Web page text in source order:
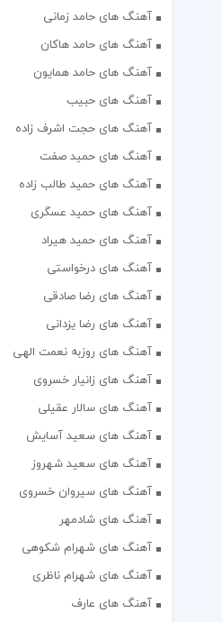
آهنگ های حامد زمانی
آهنگ های حامد هاکان
آهنگ های حامد همایون
آهنگ های حبیب
آهنگ های حجت اشرف زاده
آهنگ های حمید صفت
آهنگ های حمید طالب زاده
آهنگ های حمید عسگری
آهنگ های حمید هیراد
آهنگ های درخواستی
آهنگ های رضا صادقی
آهنگ های رضا یزدانی
آهنگ های روزبه نعمت الهی
آهنگ های زانیار خسروی
آهنگ های سالار عقیلی
آهنگ های سعید آسایش
آهنگ های سعید شهروز
آهنگ های سیروان خسروی
آهنگ های شادمهر
آهنگ های شهرام شکوهی
آهنگ های شهرام ناظری
آهنگ های عارف